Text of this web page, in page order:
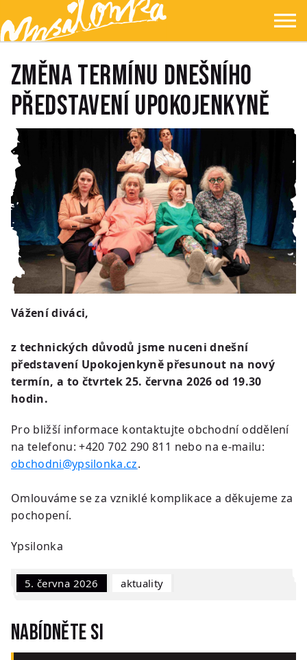
Přejít na hlavní obsah
Přejít na navigaci
Přejít na hledání
Ypsilonka ☰
Změna termínu dnešního
představení Upokojenkyně
Vážení diváci,
z technických důvodů jsme nuceni dnešní
představení Upokojenkyně přesunout na nový
termín, a to čtvrtek 25. června 2026 od 19.30
hodin.
Pro bližší informace kontaktujte obchodní oddělení
na telefonu: +420 702 290 811 nebo na e-mailu:
obchodni@ypsilonka.cz.
Omlouváme se za vzniklé komplikace a děkujeme za
pochopení.
Ypsilonka
5. června 2026 Aktuality
Nabídněte si